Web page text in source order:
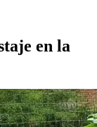
en la